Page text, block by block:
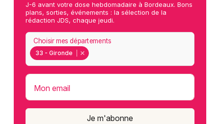
J-6 avant votre dose hebdomadaire à Bordeaux. Bons
plans, sorties, événements : la sélection de la
rédaction JDS, chaque jeudi.
33 - Gironde
Choisir mes départements
Mon email
Je m'abonne